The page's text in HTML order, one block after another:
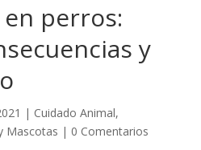
perros:
y
| Cuidado Animal,
Mascotas | 0 Comentarios